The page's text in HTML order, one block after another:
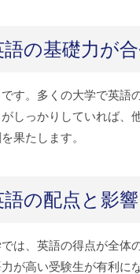
の基礎力が
す。多くの大学で英
しっかりしていれば
果たします。
の配点と影響
は、英語の得点が全
が高い受験生が有利